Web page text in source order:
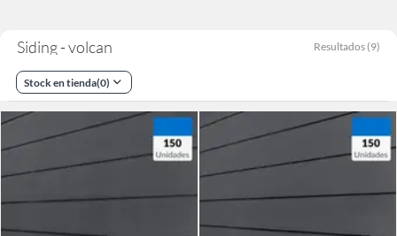
Siding - volcan Resultados (9)
Stock en tienda(0)